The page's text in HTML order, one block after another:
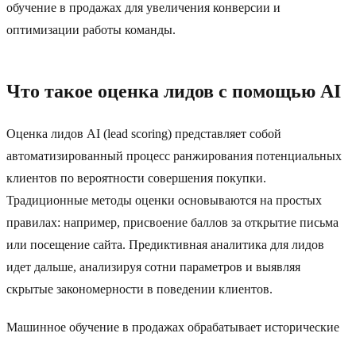
обучение в продажах для увеличения конверсии и
оптимизации работы команды.
Что такое оценка лидов с помощью AI
Оценка лидов AI (lead scoring) представляет собой
автоматизированный процесс ранжирования потенциальных
клиентов по вероятности совершения покупки.
Традиционные методы оценки основываются на простых
правилах: например, присвоение баллов за открытие письма
или посещение сайта. Предиктивная аналитика для лидов
идет дальше, анализируя сотни параметров и выявляя
скрытые закономерности в поведении клиентов.
Машинное обучение в продажах обрабатывает исторические